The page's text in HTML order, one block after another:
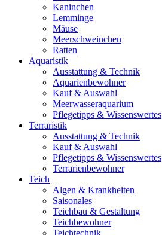
Kaninchen
Lemminge
Mäuse
Meerschweinchen
Ratten
Aquaristik
Ausstattung & Technik
Aquarienbewohner
Kauf & Auswahl
Meerwasseraquarium
Pflegetipps & Wissenswertes
Terraristik
Ausstattung & Technik
Kauf & Auswahl
Pflegetipps & Wissenswertes
Terrarienbewohner
Teich
Algen & Krankheiten
Saisonales
Teichbau & Gestaltung
Teichbewohner
Teichtechnik